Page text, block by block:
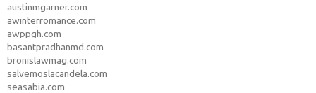
austinmgarner.com
awinterromance.com
awppgh.com
basantpradhanmd.com
bronislawmag.com
salvemoslacandela.com
seasabia.com